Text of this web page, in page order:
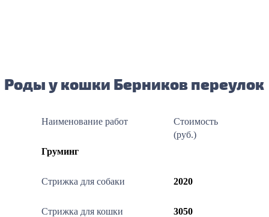
Роды у кошки Берников переулок
Наименование работ
Стоимость
(руб.)
Груминг
Стрижка для собаки 2020
Стрижка для кошки 3050